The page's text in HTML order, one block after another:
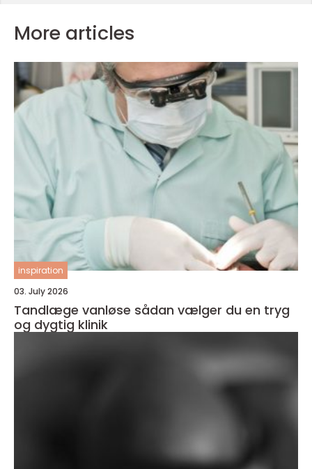
More articles
inspiration
03. July 2026
Tandlæge vanløse sådan vælger du en tryg
og dygtig klinik